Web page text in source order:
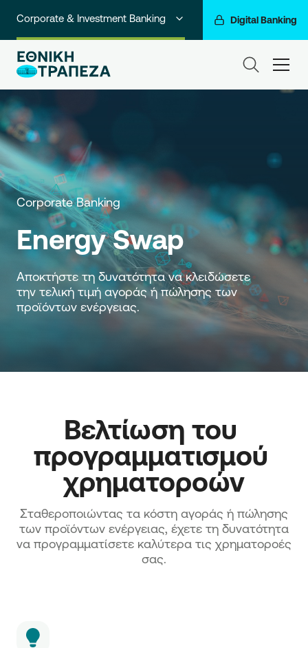
Corporate & Investment Banking Digital Banking
Ιδιώτες
Premium Banking
Business Banking
Go For More
Ο Όμιλός μας
Corporate Banking
Energy Swap
Αποκτήστε τη δυνατότητα να κλειδώσετε
την τελική τιμή αγοράς ή πώλησης των
προϊόντων ενέργειας.
Βελτίωση του
προγραμματισμού
χρηματοροών
Σταθεροποιώντας τα κόστη αγοράς ή πώλησης
των προϊόντων ενέργειας, έχετε τη δυνατότητα
να προγραμματίσετε καλύτερα τις χρηματοροές
σας.